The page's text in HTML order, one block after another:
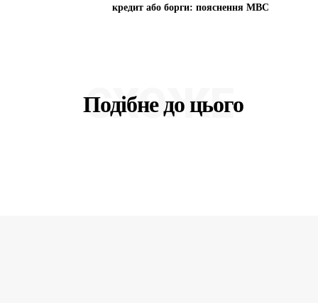
кредит або борги: пояснення МВС
Подібне до цього
СХОЖЕ